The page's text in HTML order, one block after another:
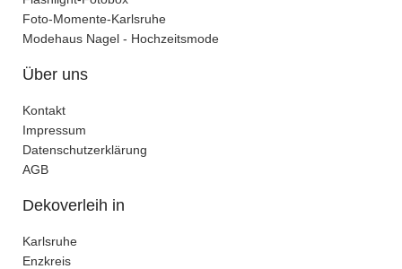
Foto-Momente-Karlsruhe
Modehaus Nagel - Hochzeitsmode
Über uns
Kontakt
Impressum
Datenschutzerklärung
AGB
Dekoverleih in
Karlsruhe
Enzkreis